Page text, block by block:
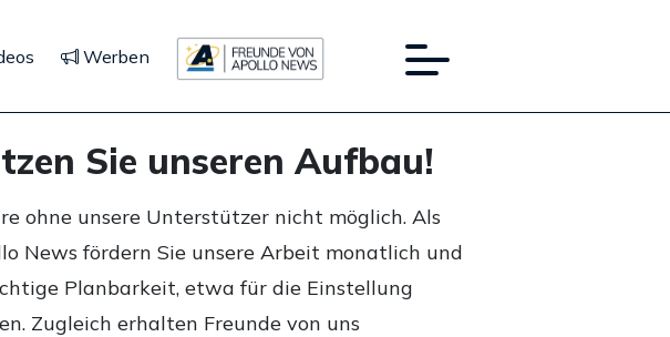
Werben
Sie unseren Aufbau!
ohne unsere Unterstützer nicht möglich. Als
News fördern Sie unsere Arbeit monatlich und
Planbarkeit, etwa für die Einstellung
Zugleich erhalten Freunde von uns